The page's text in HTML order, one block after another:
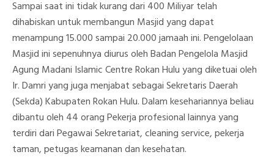
Sampai saat ini tidak kurang dari 400 Miliyar telah
dihabiskan untuk membangun Masjid yang dapat
menampung 15.000 sampai 20.000 jamaah ini. Pengelolaan
Masjid ini sepenuhnya diurus oleh Badan Pengelola Masjid
Agung Madani Islamic Centre Rokan Hulu yang diketuai oleh
Ir. Damri yang juga menjabat sebagai Sekretaris Daerah
(Sekda) Kabupaten Rokan Hulu. Dalam kesehariannya beliau
dibantu oleh 44 orang Pekerja profesional lainnya yang
terdiri dari Pegawai Sekretariat, cleaning service, pekerja
taman, petugas keamanan dan kesehatan.